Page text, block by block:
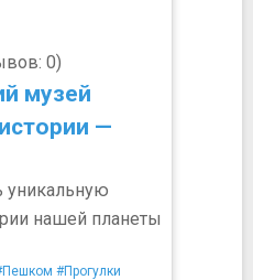
0)
музей
—
уникальную
нашей планеты
#Прогулки